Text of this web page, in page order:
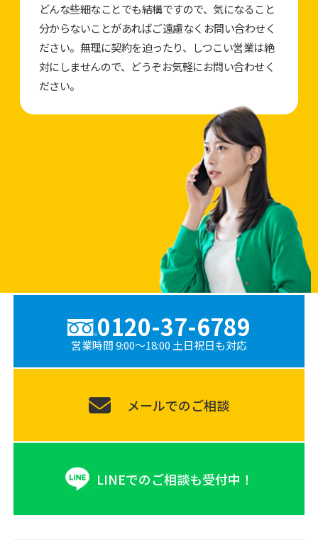
どんな些細なことでも結構ですので、気になること
分からないことがあればご遠慮なくお問い合わせく
ださい。無理に契約を迫ったり、しつこい営業は絶
対にしませんので、どうぞお気軽にお問い合わせく
ださい。
0120-37-6789
営業時間 9:00〜18:00 土日祝日も対応
メールでのご相談
LINEでのご相談も受付中！